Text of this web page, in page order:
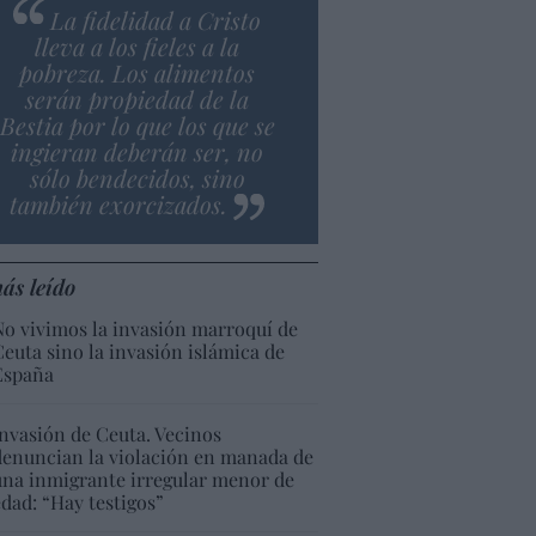
La fidelidad a Cristo
lleva a los fieles a la
pobreza. Los alimentos
serán propiedad de la
Bestia por lo que los que se
ingieran deberán ser, no
sólo bendecidos, sino
también exorcizados.
leído
vivimos la invasión marroquí de
sino la invasión islámica de
de Ceuta. Vecinos
la violación en manada de
inmigrante irregular menor de
“Hay testigos”